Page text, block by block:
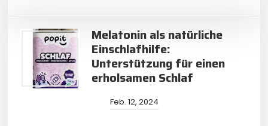
Melatonin als natürliche
Einschlafhilfe:
Unterstützung für einen
erholsamen Schlaf
Feb. 12, 2024